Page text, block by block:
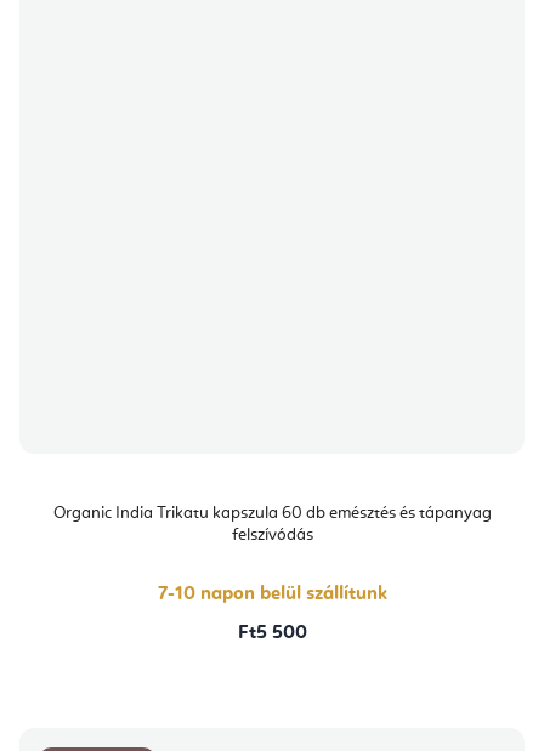
Organic India Trikatu kapszula 60 db emésztés és tápanyag
felszívódás
7-10 napon belül szállítunk
Ft5 500